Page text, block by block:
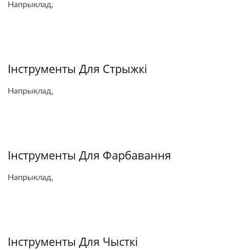
Напрыклад,
Інструменты Для Стрыжкі
Напрыклад,
Інструменты Для Фарбавання
Напрыклад,
Інструменты Для Чысткі